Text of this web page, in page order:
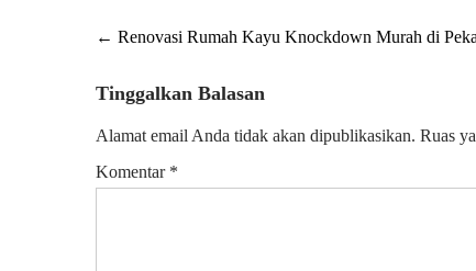
Post
navigation
← Renovasi Rumah Kayu Knockdown Murah di
Tinggalkan Balasan
Alamat email Anda tidak akan dipublikasikan. Ruas
Komentar *